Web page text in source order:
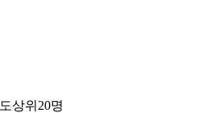
상위20명